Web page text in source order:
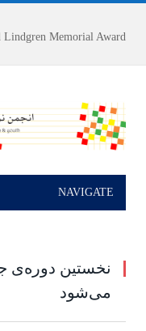
NAVIGATE
نخستین دوره‌ی
می‌شود